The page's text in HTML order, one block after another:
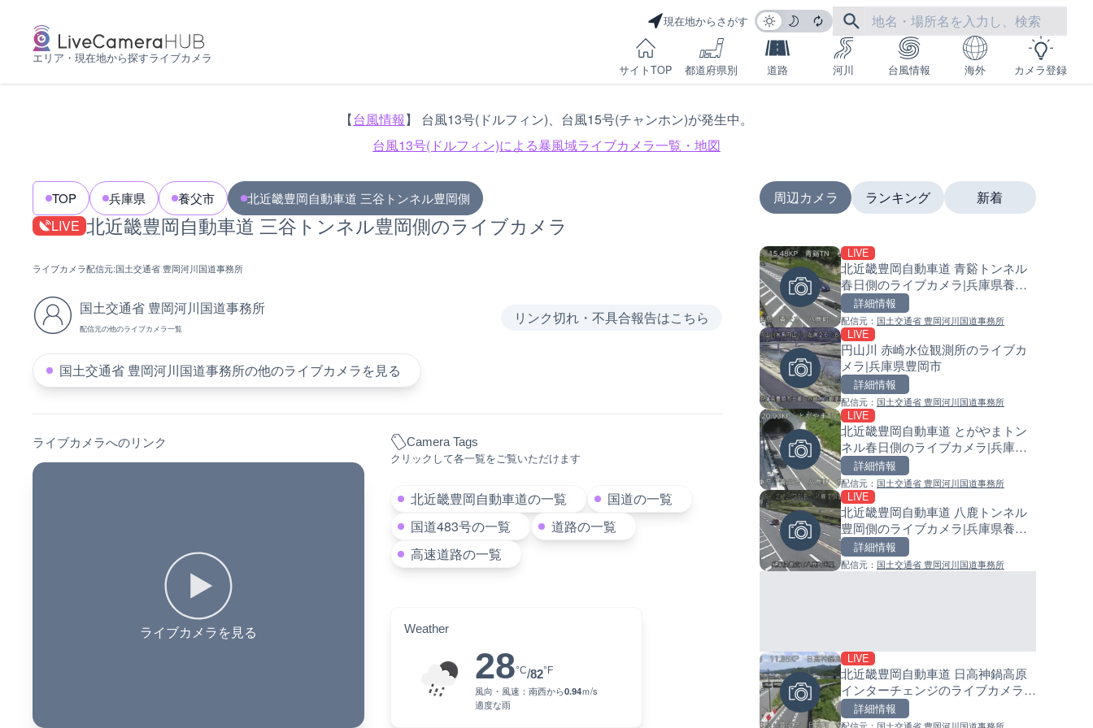
エリア・現在地から探すライブカメラ
現在地からさがす
サイトTOP 都道府県別 道路 河川 台風情報 海外 カメラ登録
【台風情報】 台風13号(ドルフィン)、台風15号(チャンホン)が発生中。
台風13号(ドルフィン)による暴風域ライブカメラ一覧・地図
TOP 兵庫県 養父市 北近畿豊岡自動車道 三谷トンネル豊岡側
LIVE 北近畿豊岡自動車道 三谷トンネル豊岡側のライブカメラ
ライブカメラ配信元:国土交通省 豊岡河川国道事務所
国土交通省 豊岡河川国道事務所
配信元の他のライブカメラ一覧
リンク切れ・不具合報告はこちら
国土交通省 豊岡河川国道事務所の他のライブカメラを見る
ライブカメラへのリンク
ライブカメラを見る
Camera Tags
クリックして各一覧をご覧いただけます
北近畿豊岡自動車道の一覧
国道の一覧
国道483号の一覧
道路の一覧
高速道路の一覧
Weather
28°C/82°F
風向・風速： 南西から0.94ｍ/s
適度な雨
周辺カメラ
LIVE
北近畿豊岡自動車道 青谿トンネル
春日側のライブカメラ|兵庫県養父
市
詳細情報
配信元： 国土交通省 豊岡河川国道事務所
LIVE
円山川 赤崎水位観測所のライブカ
メラ|兵庫県豊岡市
詳細情報
配信元： 国土交通省 豊岡河川国道事務所
LIVE
北近畿豊岡自動車道 とがやまトン
ネル春日側のライブカメラ|兵庫県
養父市
詳細情報
配信元： 国土交通省 豊岡河川国道事務所
LIVE
北近畿豊岡自動車道 八鹿トンネル
豊岡側のライブカメラ|兵庫県養父
市
詳細情報
配信元： 国土交通省 豊岡河川国道事務所
LIVE
北近畿豊岡自動車道 日高神鍋高原
インターチェンジのライブカメラ|
兵庫県豊岡市
詳細情報
ランキング
日本全国・緊急地震速報のラ
カメラ
配信元：株式会社ティーファイブプロジ
羽田空港第2旅客ターミナルか
ライブカメラ|東京都大田区
配信元：日本テレビ
Impaxビル付近から歌舞伎町
のライブカメラ|東京都新宿区
配信元：歌舞伎町ゴジラ前ライブ
ぎふ長良川花火大会のライブ
ラ|岐阜県岐阜市
配信元：Japan Explorers
国道406号 菅平のライブカメ
野県上田市
新着
南出川水門付近のライブカメ
歌山県日高町
配信元：日高町役場
比井川水門付近から比井崎海
イブカメラ|和歌山県日高町
配信元：日高町役場
小浦川水門付近から小浦海水
ライブカメラ|和歌山県日高町
配信元：日高町役場
産湯川水門付近のライブカメ
歌山県日高町
配信元：日高町役場
導目木川 花立砂防堰堤下流の
ブカメラ|福岡県朝倉市